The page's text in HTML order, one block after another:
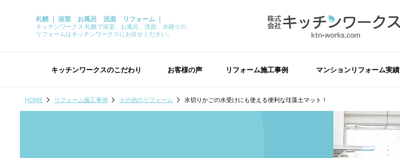
札幌 ｜ 浴室 お風呂 洗面 リフォーム ｜
キッチンワークス 札幌で浴室、お風呂、洗面、水廻りの
リフォームはキッチンワークスにお任せください。
キッチンワークスのこだわり お客様の声 リフォーム施工事例 マンションリフォーム実績
HOME リフォーム施工事例 その他のリフォーム 水切りかごの水受けにも使える便利な珪藻土マット！